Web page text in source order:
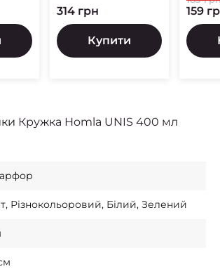
314 грн
Купити
159
Кружка Homla UNIS 400 мл
Різнокольоровий, Білий, Зелений